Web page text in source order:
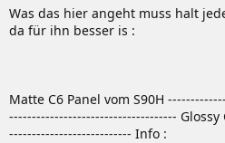
Was das hier angeht muss halt
da für ihn besser is :
Matte C6 Panel vom S90H
-------------------------------------
--------------------------- Info :